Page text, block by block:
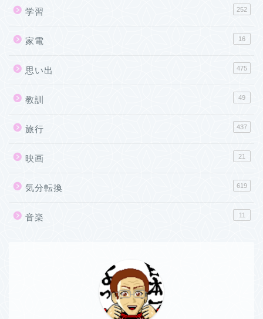
学習 252
家電 16
思い出 475
教訓 49
旅行 437
映画 21
気分転換 619
音楽 11